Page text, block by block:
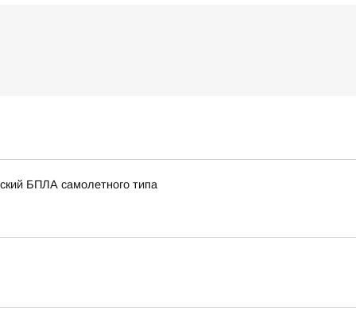
БПЛА самолетного типа